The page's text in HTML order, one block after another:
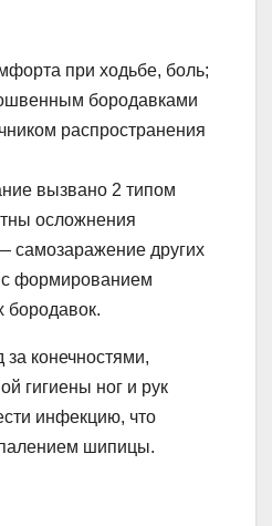
при ходьбе, боль;
бородавками
распространения
вызвано 2 типом
осложнения
самозаражение других
с формированием
бородавок.
конечностями,
гигиены ног и рук
инфекцию, что
шипицы.